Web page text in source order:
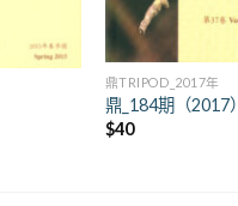
+
鼎TRIPOD_2017年
鼎_184期（2017）
$40